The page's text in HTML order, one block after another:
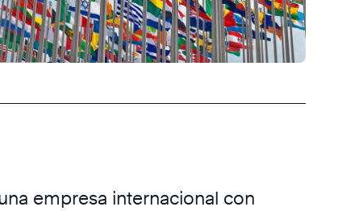
empresa internacional con